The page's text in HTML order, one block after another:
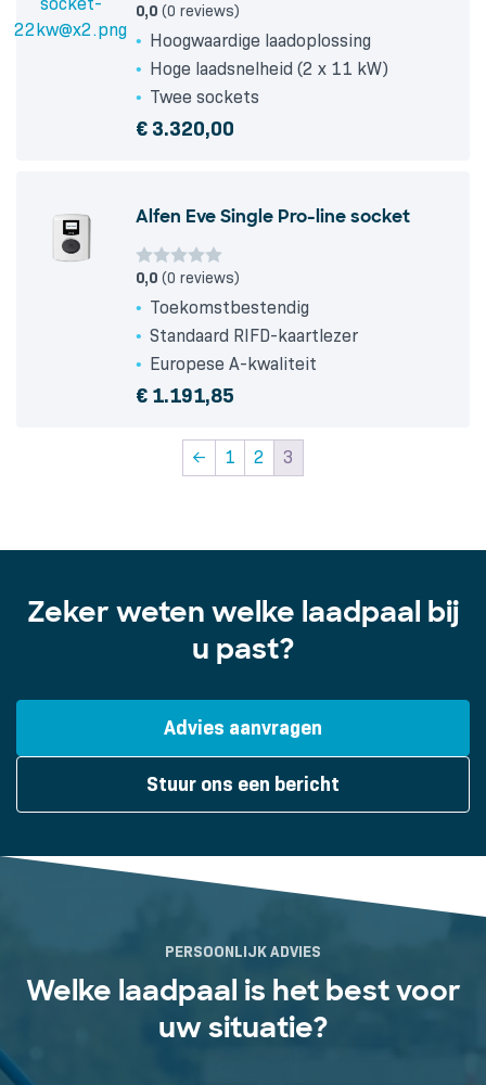
0,0 (0 reviews)
Hoogwaardige laadoplossing
Hoge laadsnelheid (2 x 11 kW)
Twee sockets
€ 3.320,00
Alfen Eve Single Pro-line socket
0,0 (0 reviews)
Toekomstbestendig
Standaard RIFD-kaartlezer
Europese A-kwaliteit
€ 1.191,85
← 1 2 3
Zeker weten welke laadpaal bij
u past?
Advies aanvragen
Stuur ons een bericht
PERSOONLIJK ADVIES
Welke laadpaal is het best voor
uw situatie?